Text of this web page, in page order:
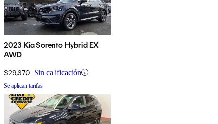
2023 Kia Sorento Hybrid EX
AWD
$29,670 Sin calificación
Se aplican tarifas